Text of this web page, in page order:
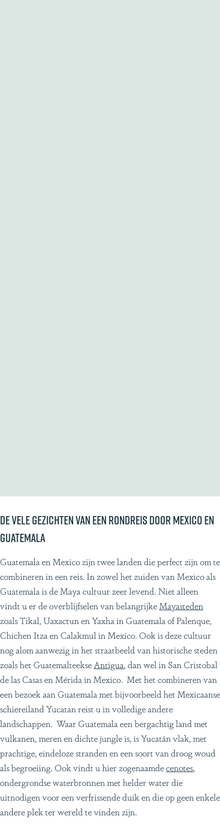
De vele gezichten van een rondreis door Mexico en
Guatemala
Guatemala en Mexico zijn twee landen die perfect zijn om te
combineren in een reis. In zowel het zuiden van Mexico als
Guatemala is de Maya cultuur zeer levend. Niet alleen
vindt u er de overblijfselen van belangrijkeMayasteden
zoals Tikal, Uaxactun en Yaxha in Guatemala of Palenque,
Chichen Itza en Calakmul in Mexico. Ook is deze cultuur
nog alom aanwezig in het straatbeeld van historische steden
zoals het Guatemalteekse Antigua, dan wel in San Cristobal
de las Casas en Mérida in Mexico. Met het combineren van
een bezoek aan Guatemala met bijvoorbeeld het Mexicaanse
schiereiland Yucatan reist u in volledige andere
landschappen. Waar Guatemala een bergachtig land met
vulkanen, meren en dichte jungle is, is Yucatán vlak, met
prachtige, eindeloze stranden en een soort van droog woud
als begroeiing. Ook vindt u hier zogenaamdecenotes,
ondergrondse waterbronnen met helder water die
uitnodigen voor een verfrissende duik en die op geen enkele
andere plek ter wereld te vinden zijn.